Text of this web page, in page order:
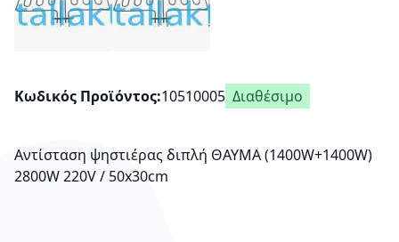
Κωδικός Προϊόντος 10510005 Διαθέσιμο
Αντίσταση ψηστιέρας διπλή ΘΑΥΜΑ (1400W+1400W)
2800W 220V / 50x30cm